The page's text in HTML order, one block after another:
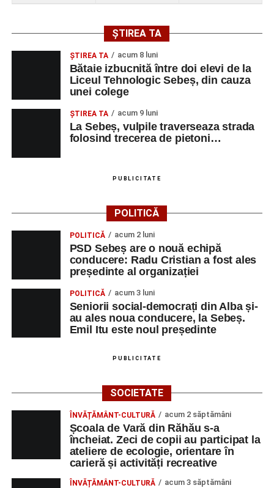
ȘTIREA TA
ŞTIREA TA acum 8 luni
Bătaie izbucnită între doi elevi de la
Liceul Tehnologic Sebeș, din cauza
unei colege
ŞTIREA TA acum 9 luni
La Sebeș, vulpile traverseaza strada
folosind trecerea de pietoni…
PUBLICITATE
POLITICĂ
POLITICĂ acum 2 luni
PSD Sebeș are o nouă echipă
conducere: Radu Cristian a fost ales
președinte al organizației
POLITICĂ acum 3 luni
Seniorii social-democrați din Alba și-
au ales noua conducere, la Sebeș.
Emil Itu este noul președinte
PUBLICITATE
SOCIETATE
ÎNVĂȚĂMÂNT-CULTURĂ acum 2 săptămâni
Școala de Vară din Răhău s-a
încheiat. Zeci de copii au participat la
ateliere de ecologie, orientare în
carieră și activități recreative
ÎNVĂȚĂMÂNT-CULTURĂ acum 3 săptămâni